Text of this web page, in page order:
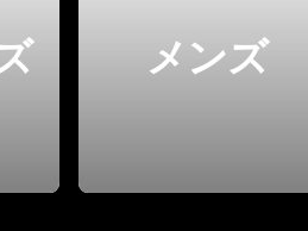
メンズ